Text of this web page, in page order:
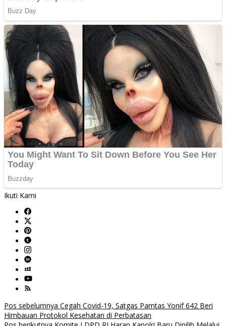
Ikuti Kami
Navigasi
Pos sebelumnya Cegah Covid-19, Satgas Pamtas Yonif 642 Beri
Himbauan Protokol Kesehatan di Perbatasan